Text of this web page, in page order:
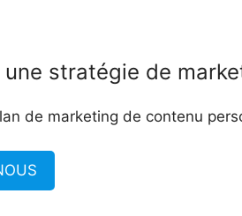
une stratégie de
de marketing de contenu